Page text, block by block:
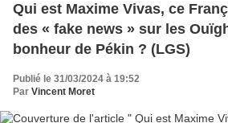
Qui est Maxime Vivas, ce
des « fake news » sur les
bonheur de Pékin ? (LGS)
Publié le 31/03/2024 à 19:52
Par Vincent Moret